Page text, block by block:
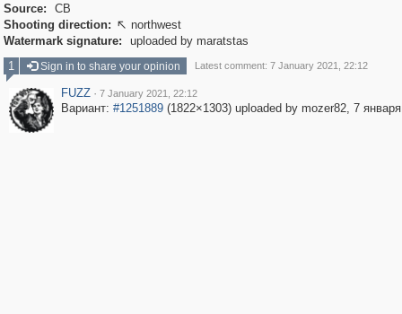
Source:
СВ
Shooting direction:  northwest
Watermark signature:
uploaded by maratstas
1
Sign in to share your opinion Latest comment: 7 January 2021, 22:12
FUZZ · 7 January 2021, 22:12
Вариант: #1251889(1822×1303) uploaded by mozer82, 7